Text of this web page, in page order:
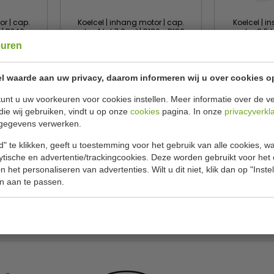
waarde aan uw privacy, daarom informeren wij u over cookies
u uw voorkeuren voor cookies instellen. Meer informatie over de
wij gebruiken, vindt u op onze cookies pagina. In onze
verwerken.
te klikken, geeft u toestemming voor het gebruik van alle cookies,
en advertentie/trackingcookies. Deze worden gebruikt voor het
het personaliseren van advertenties. Wilt u dit niet, klik dan op
aan te passen.
| cap.
B240 x
Koelcel | inhang motor | cap.
motor 4 tot 7.8 m³ | B180 x D180 x
7265.1000
€ 6105,00 € 4090,00
Koelcel |
motor 8.5
€